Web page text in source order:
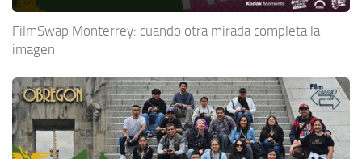
FilmSwap Monterrey: cuando otra mirada completa la
imagen